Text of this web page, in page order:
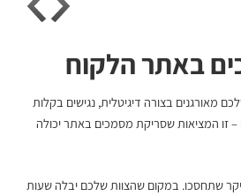
באתר הלקוח
מאורגנים בצורה דיגיטלית, נגישים בקלות
זו המציאות שסריקת מסמכים באתר יכולה
שתחסכו. במקום שהצוות שלכם יבלה שעות